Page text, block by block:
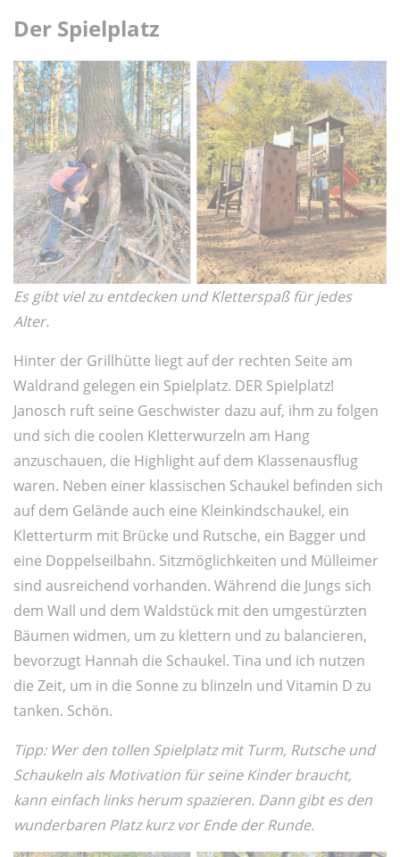
Der Spielplatz
Es gibt viel zu entdecken und Kletterspaß für jedes
Alter.
Hinter der Grillhütte liegt auf der rechten Seite am
Waldrand gelegen ein Spielplatz. DER Spielplatz!
Janosch ruft seine Geschwister dazu auf, ihm zu folgen
und sich die coolen Kletterwurzeln am Hang
anzuschauen, die Highlight auf dem Klassenausflug
waren. Neben einer klassischen Schaukel befinden sich
auf dem Gelände auch eine Kleinkindschaukel, ein
Kletterturm mit Brücke und Rutsche, ein Bagger und
eine Doppelseilbahn. Sitzmöglichkeiten und Mülleimer
sind ausreichend vorhanden. Während die Jungs sich
dem Wall und dem Waldstück mit den umgestürzten
Bäumen widmen, um zu klettern und zu balancieren,
bevorzugt Hannah die Schaukel. Tina und ich nutzen
die Zeit, um in die Sonne zu blinzeln und Vitamin D zu
tanken. Schön.
Tipp: Wer den tollen Spielplatz mit Turm, Rutsche und
Schaukeln als Motivation für seine Kinder braucht,
kann einfach links herum spazieren. Dann gibt es den
wunderbaren Platz kurz vor Ende der Runde.